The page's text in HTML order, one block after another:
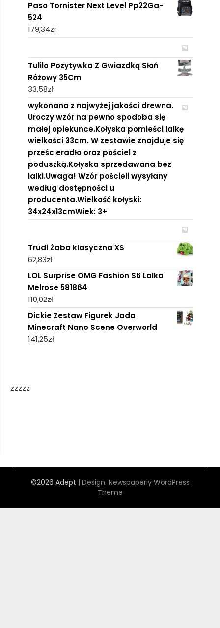
Paso Tornister Next Level Pp22Ga-
524
179,34zł
Tulilo Pozytywka Z Gwiazdką Słoń
Różowy 35Cm
33,58zł
wykonana z najwyżej jakości drewna.
Uroczy wzór na pewno spodoba się
małej opiekunce.Kołyska pomieści lalkę
wielkości 33cm. W zestawie znajduje się
prześcieradło oraz pościel z
poduszką.Kołyska sprzedawana bez
lalki.Uwaga! Wzór pościeli wysyłany
według dostępności u
producenta.Wielkość kołyski:
34x24x13cmWiek: 3+
Trudi Żaba klasyczna XS
62,83zł
LOL Surprise OMG Fashion S6 Lalka
Melrose 581864
110,02zł
Dickie Zestaw Figurek Jada
Minecraft Nano Scene Overworld
141,25zł
zzzzz
©2026 Adept | Design: Newspaperly WordPress
Theme